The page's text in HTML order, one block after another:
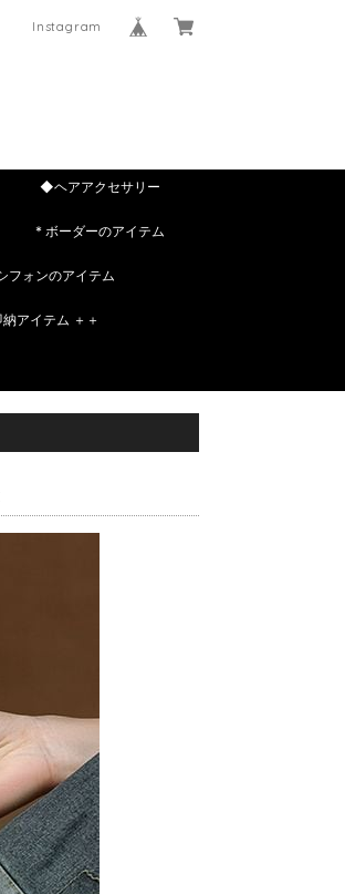
Instagram
◆ヘアアクセサリー
* ボーダーのアイテム
フォンのアイテム
納アイテム ＋＋